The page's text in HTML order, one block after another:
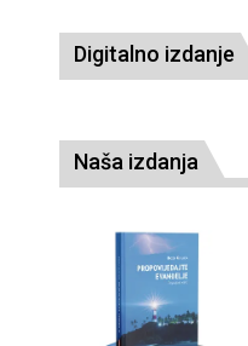
Digitalno izdanje
Naša izdanja